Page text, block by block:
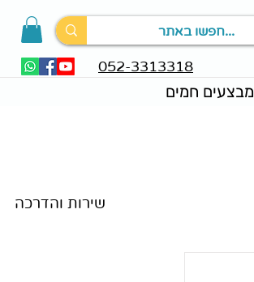
שירות והדרכה
052-3313318
מבצעים חמים